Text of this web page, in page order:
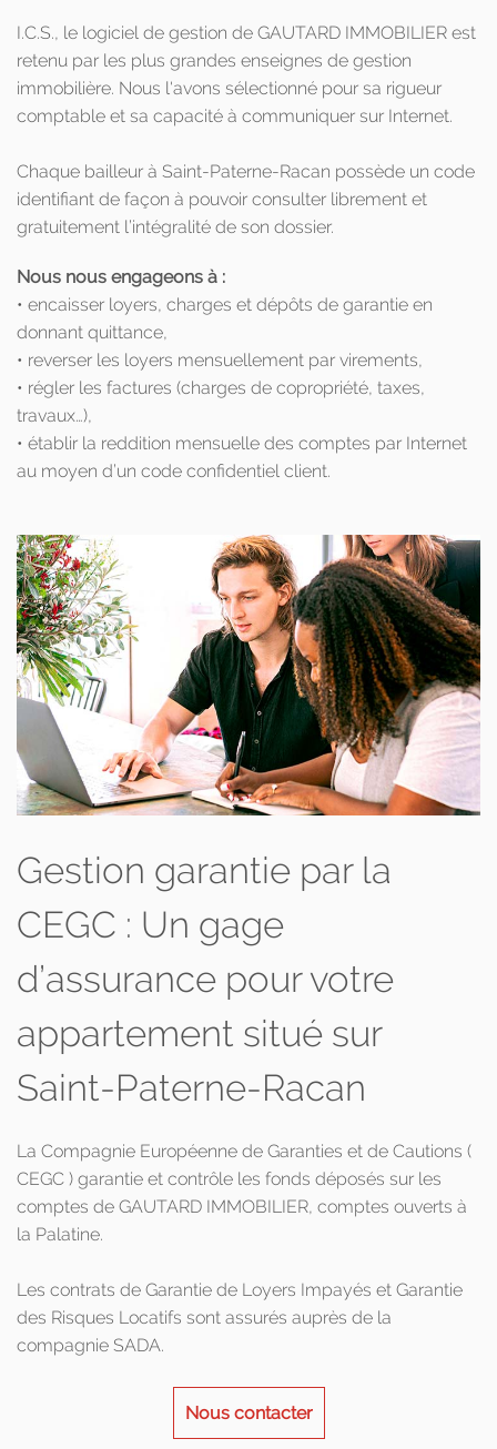
I.C.S., le logiciel de gestion de GAUTARD IMMOBILIER est
retenu par les plus grandes enseignes de gestion
immobilière. Nous l'avons sélectionné pour sa rigueur
comptable et sa capacité à communiquer sur Internet.
Chaque bailleur à Saint-Paterne-Racan possède un code
identifiant de façon à pouvoir consulter librement et
gratuitement l’intégralité de son dossier.
Nous nous engageons à :
• encaisser loyers, charges et dépôts de garantie en
donnant quittance,
• reverser les loyers mensuellement par virements,
• régler les factures (charges de copropriété, taxes,
travaux…),
• établir la reddition mensuelle des comptes par Internet
au moyen d’un code confidentiel client.
Gestion garantie par la
CEGC : Un gage
d’assurance pour votre
appartement situé sur
Saint-Paterne-Racan
La Compagnie Européenne de Garanties et de Cautions (
CEGC ) garantie et contrôle les fonds déposés sur les
comptes de GAUTARD IMMOBILIER, comptes ouverts à
la Palatine.
Les contrats de Garantie de Loyers Impayés et Garantie
des Risques Locatifs sont assurés auprès de la
compagnie SADA.
Nous contacter